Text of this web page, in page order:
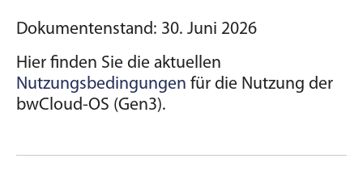
Dokumentenstand: 30. Juni 2026
Hier finden Sie die aktuellen
Nutzungsbedingungen für die Nutzung der
bwCloud-OS (Gen3).